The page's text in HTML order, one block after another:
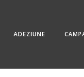
ADEZIUNE